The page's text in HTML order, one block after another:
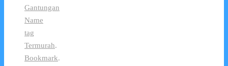
Gantungan
Name
tag
Termurah.
Bookmark.